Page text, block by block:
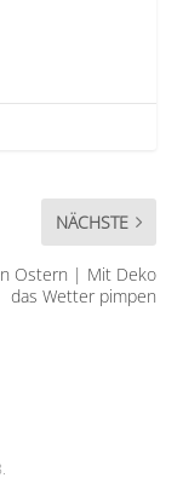
NÄCHSTE
Ostern | Mit Deko
das Wetter pimpen